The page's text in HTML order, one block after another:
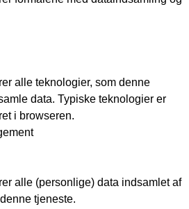
alle teknologier, som denne
data. Typiske teknologier er
i browseren.
alle (personlige) data indsamlet af
tjeneste.